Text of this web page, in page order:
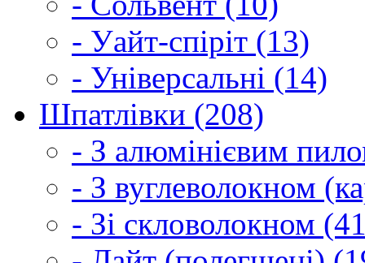
- Уайт-спіріт (13)
- Універсальні (14)
Шпатлівки (208)
- З алюмінієвим
- З вуглеволокном
- Зі скловолокном